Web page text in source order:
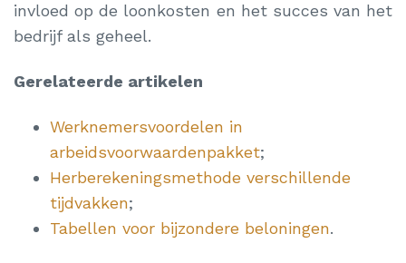
invloed op de loonkosten en het succes van het
bedrijf als geheel.
Gerelateerde artikelen
Werknemersvoordelen in
arbeidsvoorwaardenpakket;
Herberekeningsmethode verschillende
tijdvakken;
Tabellen voor bijzondere beloningen.